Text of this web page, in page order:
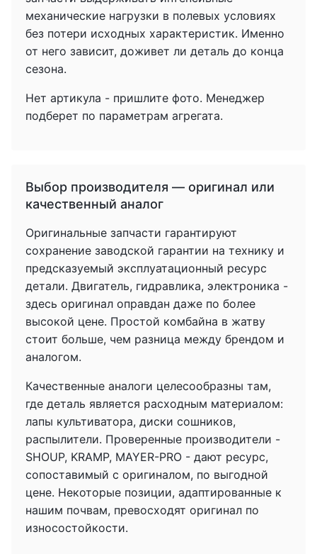
механические нагрузки в полевых условиях
без потери исходных характеристик. Именно
от него зависит, доживет ли деталь до конца
сезона.
Нет артикула - пришлите фото. Менеджер
подберет по параметрам агрегата.
Выбор производителя — оригинал или
качественный аналог
Оригинальные запчасти гарантируют
сохранение заводской гарантии на технику и
предсказуемый эксплуатационный ресурс
детали. Двигатель, гидравлика, электроника -
здесь оригинал оправдан даже по более
высокой цене. Простой комбайна в жатву
стоит больше, чем разница между брендом и
аналогом.
Качественные аналоги целесообразны там,
где деталь является расходным материалом:
лапы культиватора, диски сошников,
распылители. Проверенные производители -
SHOUP, KRAMP, MAYER-PRO - дают ресурс,
сопоставимый с оригиналом, по выгодной
цене. Некоторые позиции, адаптированные к
нашим почвам, превосходят оригинал по
износостойкости.